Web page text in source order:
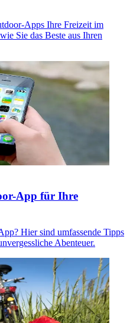
Apps Ihre Freizeit im
Sie das Beste aus Ihren
App für Ihre
Hier sind umfassende Tipps
Abenteuer.